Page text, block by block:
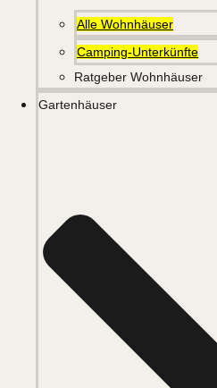
Alle Wohnhäuser
Camping-Unterkünfte
Ratgeber Wohnhäuser
Gartenhäuser